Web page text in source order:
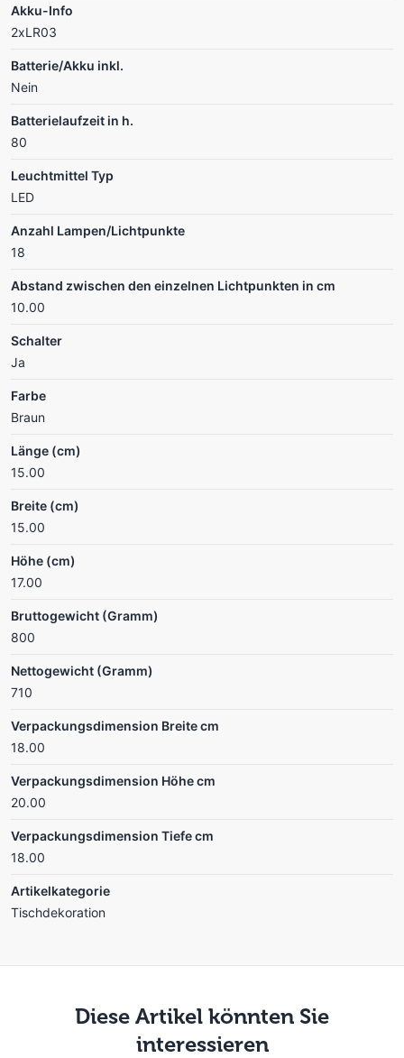
Akku-Info
2xLR03
Batterie/Akku inkl.
Nein
Batterielaufzeit in h.
80
Leuchtmittel Typ
LED
Anzahl Lampen/Lichtpunkte
18
Abstand zwischen den einzelnen Lichtpunkten in cm
10.00
Schalter
Ja
Farbe
Braun
Länge (cm)
15.00
Breite (cm)
15.00
Höhe (cm)
17.00
Bruttogewicht (Gramm)
800
Nettogewicht (Gramm)
710
Verpackungsdimension Breite cm
18.00
Verpackungsdimension Höhe cm
20.00
Verpackungsdimension Tiefe cm
18.00
Artikelkategorie
Tischdekoration
Diese Artikel könnten Sie
interessieren